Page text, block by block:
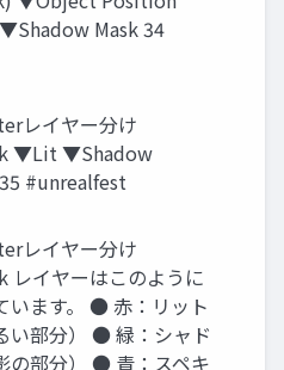
Mask 34
レイヤー分け
▼Lit ▼Shadow
#unrealfest
レイヤー分け
イヤーはこのように
います。 ● 赤：リット
い部分） ● 緑：シャド
の部分） ● 青：スペキ